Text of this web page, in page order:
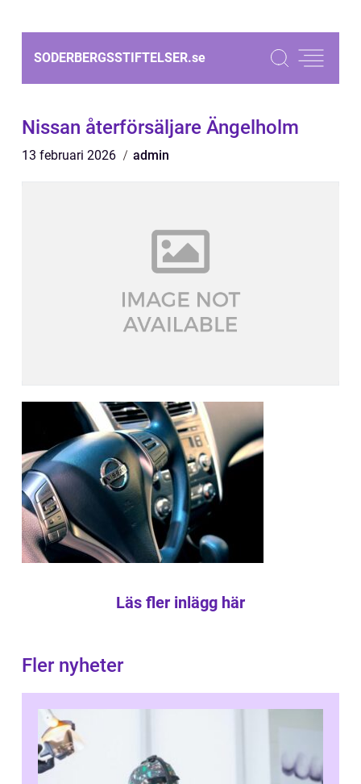
SODERBERGSSTIFTELSER.se
Nissan återförsäljare Ängelholm
13 februari 2026 admin
Läs fler inlägg här
Fler nyheter